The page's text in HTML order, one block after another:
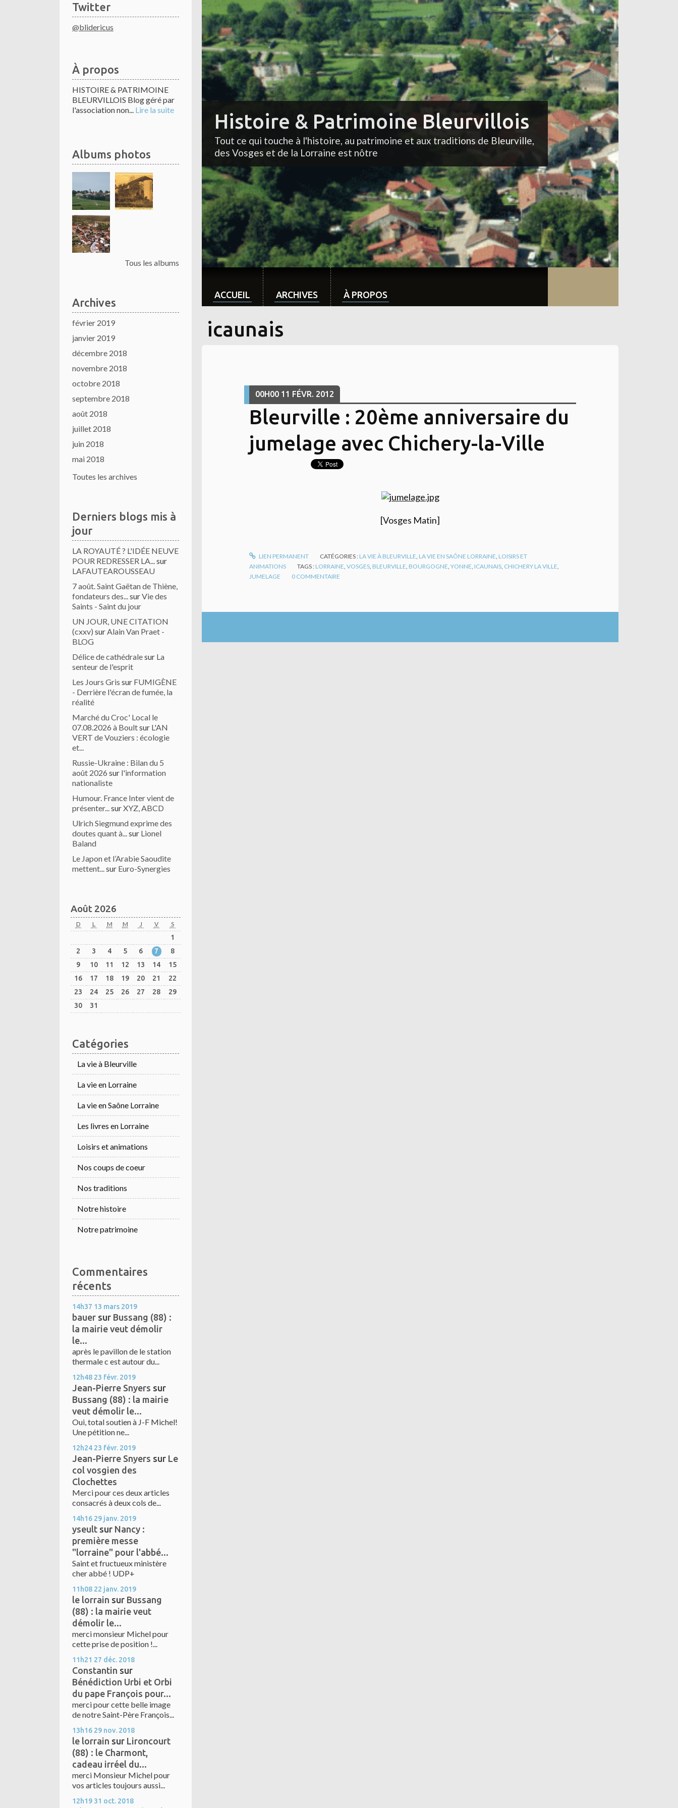
Twitter
@blidericus
À propos
HISTOIRE & PATRIMOINE
BLEURVILLOIS Blog géré par
l'association non... Lire la suite
Albums photos
Tous les albums
Archives
février 2019
janvier 2019
décembre 2018
novembre 2018
octobre 2018
septembre 2018
août 2018
juillet 2018
juin 2018
mai 2018
Toutes les archives
Derniers blogs mis à
jour
LA ROYAUTÉ ? L'IDÉE NEUVE
POUR REDRESSER LA...sur
LAFAUTEAROUSSEAU
7 août. Saint Gaëtan de Thiène,
fondateurs des...surVie des
Saints - Saint du jour
UN JOUR, UNE CITATION
(cxxv) surAlain Van Praet -
BLOG
Délice de cathédralesur La
senteur de l'esprit
Les Jours Gris sur FUMIGÈNE
- Derrière l'écran de fumée, la
réalité
Marché du Croc' Local le
07.08.2026 à Boultsur L'AN
VERT de Vouziers : écologie
et...
Russie-Ukraine : Bilan du 5
août 2026 sur l'information
nationaliste
Humour. France Inter vient de
présenter...surXYZ, ABCD
Ulrich Siegmund exprime des
doutes quant à...sur Lionel
Baland
Le Japon et l’Arabie Saoudite
mettent...sur Euro-Synergies
Août 2026
D L M M J V S
1
2
3 4 5 6 7
8
9
10 11 12 13 14
15
16
17 18 19 20 21
22
23
24 25 26 27 28
29
30
31
Catégories
La vie à Bleurville
La vie en Lorraine
La vie en Saône Lorraine
Les livres en Lorraine
Loisirs et animations
Nos coups de coeur
Nos traditions
Notre histoire
Notre patrimoine
Commentaires
récents
14h37 13 mars 2019
bauer sur Bussang (88) :
la mairie veut démolir
le...
après le pavillon de le station
thermale c est autour du...
12h48 23 févr. 2019
Jean-Pierre Snyers sur
Bussang (88) : la mairie
veut démolir le...
Oui, total soutien à J-F Michel!
Une pétition ne...
12h24 23 févr. 2019
Jean-Pierre Snyers sur Le
col vosgien des
Clochettes
Merci pour ces deux articles
consacrés à deux cols de...
14h16 29 janv. 2019
yseult sur Nancy :
première messe
"lorraine" pour l'abbé...
Saint et fructueux ministère
cher abbé ! UDP+
11h08 22 janv. 2019
le lorrain sur Bussang
(88) : la mairie veut
démolir le...
merci monsieur Michel pour
cette prise de position !...
11h21 27 déc. 2018
Constantin sur
Bénédiction Urbi et Orbi
du pape François pour...
merci pour cette belle image
de notre Saint-Père François...
13h16 29 nov. 2018
le lorrain sur Lironcourt
(88) : le Charmont,
cadeau irréel du...
merci Monsieur Michel pour
vos articles toujours aussi...
12h19 31 oct. 2018
Histoire & Patrimoine Bleurvillois
Tout ce qui touche à l'histoire, au patrimoine et aux traditions de Bleurville,
des Vosges et de la Lorraine est nôtre
ACCUEIL ARCHIVES À PROPOS
icaunais
00H00 11 FÉVR. 2012
Bleurville : 20ème anniversaire du
jumelage avec Chichery-la-Ville
[Vosges Matin]
LIEN PERMANENT CATÉGORIES : LA VIE À BLEURVILLE LA VIE EN SAÔNE LORRAINE LOISIRS ET
ANIMATIONS
TAGS : LORRAINE VOSGES BLEURVILLE BOURGOGNE YONNE ICAUNAIS CHICHERY LA VILLE
JUMELAGE
0 COMMENTAIRE